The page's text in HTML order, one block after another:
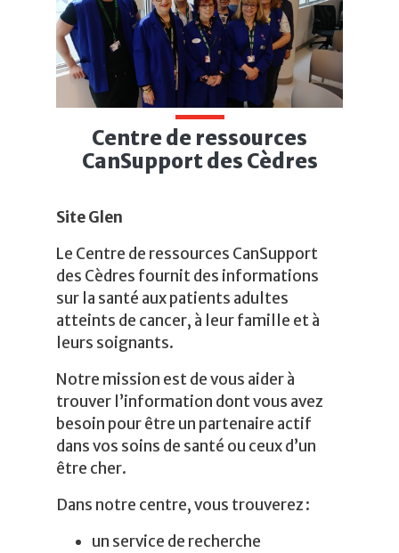
Centre de ressources
CanSupport des Cèdres
Site Glen
Le Centre de ressources CanSupport
des Cèdres fournit des informations
sur la santé aux patients adultes
atteints de cancer, à leur famille et à
leurs soignants.
Notre mission est de vous aider à
trouver l’information dont vous avez
besoin pour être un partenaire actif
dans vos soins de santé ou ceux d’un
être cher.
Dans notre centre, vous trouverez :
un service de recherche